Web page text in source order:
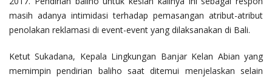
masih adanya intimidasi terhadap pemasangan atribut-atribut
penolakan reklamasi di event-event yang dilaksanakan di Bali.
Ketut Sukadana, Kepala Lingkungan Banjar Kelan Abian yang
memimpin pendirian baliho saat ditemui menjelaskan selain